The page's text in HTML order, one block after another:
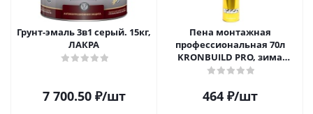
Грунт-эмаль 3в1 серый. 15кг,
ЛАКРА
7 700.50₽/шт
Пена монтажная
профессиональная 70л
KRONBUILD PRO, зима
850мл (-18С)
464₽/шт